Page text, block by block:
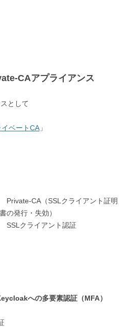
CAアプライアンス
として
ベートCA 」
Private-CA（SSLクライアント証明
書の発行・失効）
SSLクライアント認証
への多要素認証（MFA）